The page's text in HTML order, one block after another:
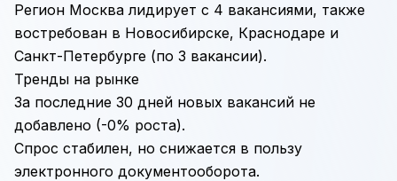
Регион Москва лидирует с 4 вакансиями, также
востребован в Новосибирске, Краснодаре и
Санкт-Петербурге (по 3 вакансии).
Тренды на рынке
За последние 30 дней новых вакансий не
добавлено (-0% роста).
Спрос стабилен, но снижается в пользу
электронного документооборота.